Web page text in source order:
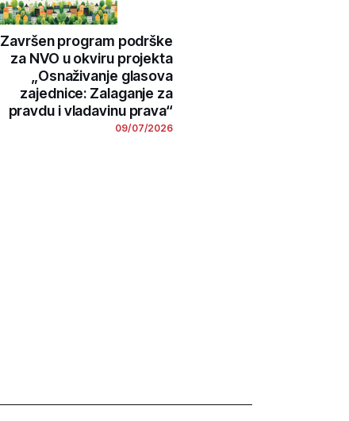
Završen program podrške
za NVO u okviru projekta
„Osnaživanje glasova
zajednice: Zalaganje za
pravdu i vladavinu prava“
09/07/2026